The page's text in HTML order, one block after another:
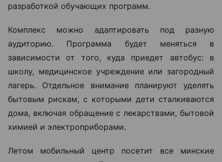
разработкой обучающих программ.
Комплекс можно адаптировать под разную
аудиторию. Программа будет меняться в
зависимости от того, куда приедет автобус: в
школу, медицинское учреждение или загородный
лагерь. Отдельное внимание планируют уделять
бытовым рискам, с которыми дети сталкиваются
дома, включая обращение с лекарствами, бытовой
химией и электроприборами.
Летом мобильный центр посетит все минские